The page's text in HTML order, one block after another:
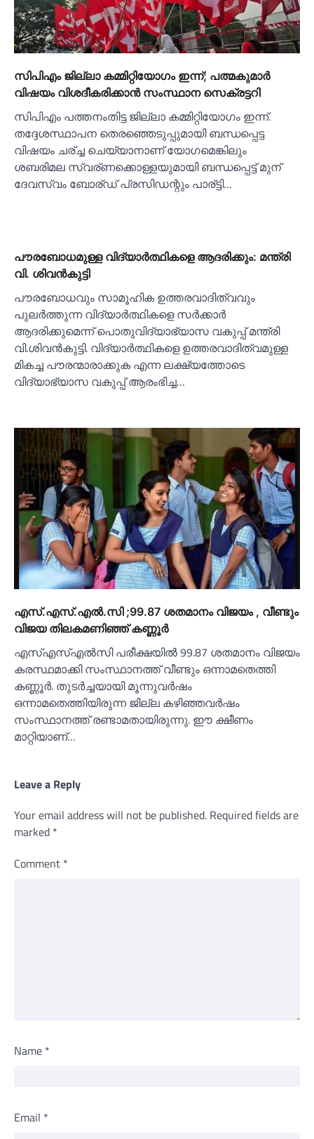
സിപിഎം ജില്ലാ കമ്മിറ്റിയോഗം ഇന്ന്; പത്മകുമാര്‍
വിഷയം വിശദീകരിക്കാന്‍ സംസ്ഥാന സെക്രട്ടറി
സിപിഎം പത്തനംതിട്ട ജില്ലാ കമ്മിറ്റിയോഗം ഇന്ന്.
തദ്ദേശസ്ഥാപന തെരഞ്ഞെടുപ്പുമായി ബന്ധപ്പെട്ട
വിഷയം ചര്ച്ച ചെയ്യാനാണ് യോഗമെങ്കിലും
ശബരിമല സ്വര്ണക്കൊള്ളയുമായി ബന്ധപ്പെട്ട് മുന്
ദേവസ്വം ബോര്ഡ് പ്രസിഡന്റും പാര്ട്ടി…
പൗരബോധമുള്ള വിദ്യാര്‍ത്ഥികളെ ആദരിക്കും: മന്ത്രി
വി. ശിവൻകുട്ടി
പൗരബോധവും സാമൂഹിക ഉത്തരവാദിത്വവും
പുലർത്തുന്ന വിദ്യാർത്ഥികളെ സർക്കാർ
ആദരിക്കുമെന്ന് പൊതുവിദ്യാഭ്യാസ വകുപ്പ് മന്ത്രി
വി.ശിവൻകുട്ടി. വിദ്യാർത്ഥികളെ ഉത്തരവാദിത്വമുള്ള
മികച്ച പൗരന്മാരാക്കുക എന്ന ലക്ഷ്യത്തോടെ
വിദ്യാഭ്യാസ വകുപ്പ് ആരംഭിച്ച…
എസ്.എസ്.എല്‍.സി ;99.87 ശതമാനം വിജയം , വീണ്ടും
വിജയ തിലകമണിഞ്ഞ് കണ്ണൂര്‍
എസ്‌എസ്‌എല്‍സി പരീക്ഷയില്‍ 99.87 ശതമാനം വിജയം
കരസ്ഥമാക്കി സംസ്ഥാനത്ത് വീണ്ടും ഒന്നാമതെത്തി
കണ്ണൂര്‍. തുടര്‍ച്ചയായി മൂന്നുവര്‍ഷം
ഒന്നാമതെത്തിയിരുന്ന ജില്ല കഴിഞ്ഞവര്‍ഷം
സംസ്ഥാനത്ത് രണ്ടാമതായിരുന്നു. ഈ ക്ഷീണം
മാറ്റിയാണ്…
Leave a Reply
Your email address will not be published. Required fields are
marked *
Comment *
Name *
Email *